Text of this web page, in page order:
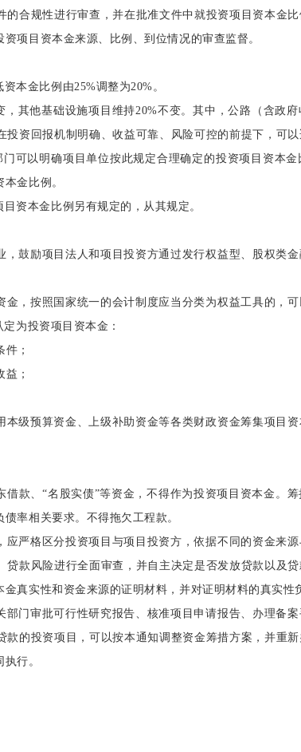
合规性进行审查，并在批准文件中就投资项目资本金
项目资本金来源、比例、到位情况的审查监督。
资本金比例由25%调整为20%。
，其他基础设施项目维持20%不变。其中，公路（含政
资回报机制明确、收益可靠、风险可控的前提下，可
可以明确项目单位按此规定合理确定的投资项目资本
金比例。
资本金比例另有规定的，从其规定。
，鼓励项目法人和项目投资方通过发行权益型、股权类
金，按照国家统一的会计制度应当分类为权益工具的，
为投资项目资本金：
；
；
本级预算资金、上级补助资金等各类财政资金筹集项目
借款、“名股实债”等资金，不得作为投资项目资本金。
率相关要求。不得拖欠工程款。
应严格区分投资项目与项目投资方，依据不同的资金来
款风险进行全面审查，并自主决定是否发放贷款以及
真实性和资金来源的证明材料，并对证明材料的真实性
部门审批可行性研究报告、核准项目申请报告、办理备
的投资项目，可以按本通知调整资金筹措方案，并重
行。